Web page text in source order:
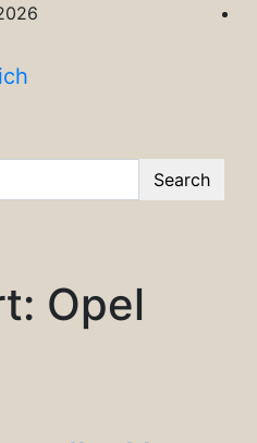
Search
Opel